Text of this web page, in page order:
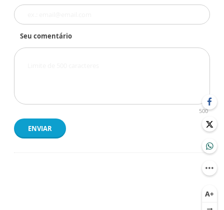
Seu comentário
500
ENVIAR